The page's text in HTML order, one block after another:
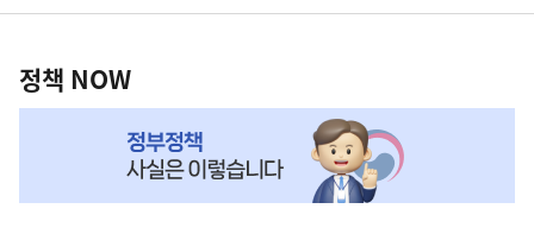
영
책
NOW,
정책 NOW